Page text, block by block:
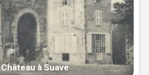
Château à Suave